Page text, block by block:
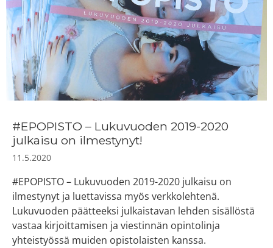
#EPOPISTO – Lukuvuoden 2019-2020
julkaisu on ilmestynyt!
11.5.2020
#EPOPISTO – Lukuvuoden 2019-2020 julkaisu on
ilmestynyt ja luettavissa myös verkkolehtenä.
Lukuvuoden päätteeksi julkaistavan lehden sisällöstä
vastaa kirjoittamisen ja viestinnän opintolinja
yhteistyössä muiden opistolaisten kanssa.